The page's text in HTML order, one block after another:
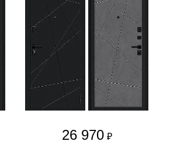
26 970 ₽